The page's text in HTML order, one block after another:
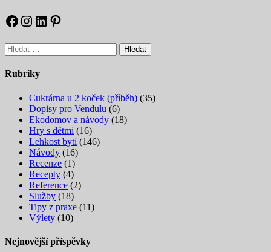
Facebook
Instagram
LinkedIn
Pinterest
Vyhledávání
Rubriky
Cukrárna u 2 koček (příběh) (35)
Dopisy pro Vendulu (6)
Ekodomov a návody (18)
Hry s dětmi (16)
Lehkost bytí(146)
Návody (16)
Recenze (1)
Recepty (4)
Reference (2)
Služby (18)
Tipy z praxe (11)
Výlety (10)
Nejnovější příspěvky